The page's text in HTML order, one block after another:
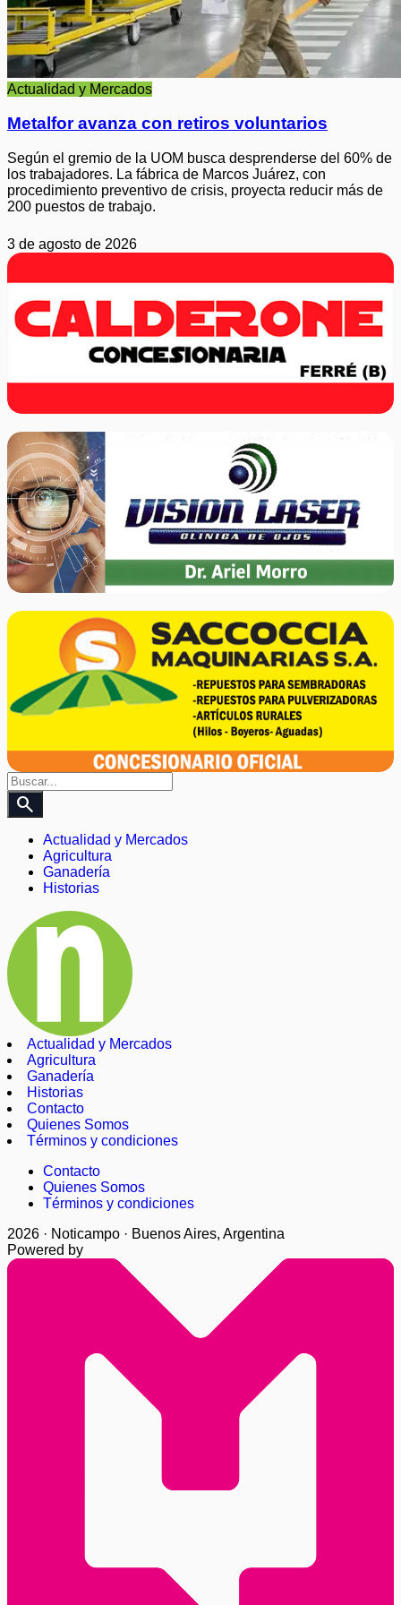
Actualidad y Mercados
Metalfor avanza con retiros voluntarios
Según el gremio de la UOM busca desprenderse del 60% de
los trabajadores. La fábrica de Marcos Juárez, con
procedimiento preventivo de crisis, proyecta reducir más de
200 puestos de trabajo.
3 de agosto de 2026
search
Actualidad y Mercados
Agricultura
Ganadería
Historias
Actualidad y Mercados
Agricultura
Ganadería
Historias
Contacto
Quienes Somos
Términos y condiciones
Contacto
Quienes Somos
Términos y condiciones
2026 · Noticampo · Buenos Aires, Argentina
Powered by